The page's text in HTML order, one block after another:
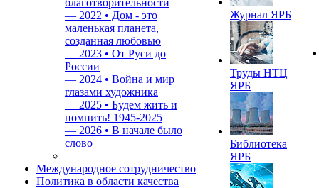
благотворительности
— 2022 • Дом - это
маленькая планета,
созданная любовью
— 2023 • От Руси до
России
— 2024 • Война и мир
глазами художника
— 2025 • Будем жить и
помнить! 1945-2025
— 2026 • В начале было
слово
Международное сотрудничество
Политика в области качества
Журнал ЯРБ
Труды НТЦ
ЯРБ
Библиотека
ЯРБ